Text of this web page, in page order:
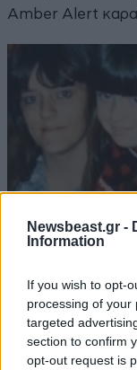
Newsbeast.gr -
Information
If you wish to opt-
processing of your
targeted
section to confirm
opt-out request is
Amber Alert
πολιτικός
αυστηρότερη
σεξουαλικών
Amber ίδρυσαν